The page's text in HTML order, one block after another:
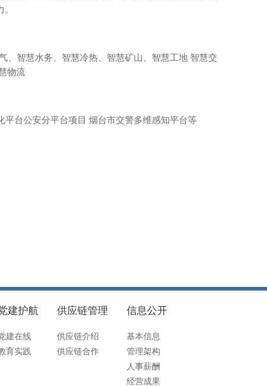
、智慧水务、智慧冷热、智慧矿山、智慧工地 智慧交
物流
台公安分平台项目 烟台市交警多维感知平台等
建护航
建在线
育实践
供应链管理
供应链介绍
供应链合作
信息公开
基本信息
管理架构
人事薪酬
经营成果